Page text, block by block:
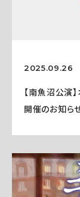
2025.09.26
【南魚沼公演
開催のお知ら